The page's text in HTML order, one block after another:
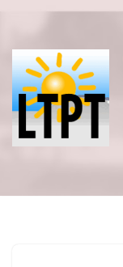
au
contenu